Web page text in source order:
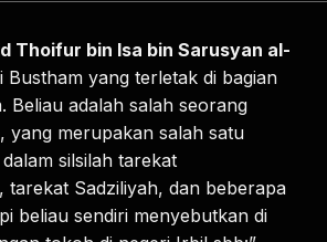
Thoifur bin Isa bin Sarusyan al-
Bustham yang terletak di bagian
Beliau adalah salah seorang
yang merupakan salah satu
silsilah tarekat
tarekat Sadziliyah, dan beberapa
beliau sendiri menyebutkan di